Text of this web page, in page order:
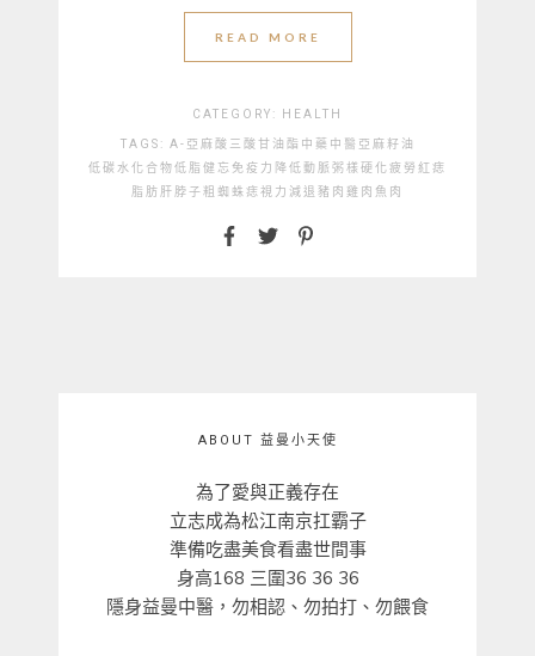
READ MORE
CATEGORY: HEALTH
TAGS: Α-亞麻酸 三酸甘油酯 中藥 中醫 亞麻籽油
低碳水化合物低脂 健忘免疫力降低 動脈粥樣硬化疲勞 紅痣
脂肪肝脖子粗 蜘蛛痣視力減退 豬肉 雞肉 魚肉
ABOUT 益曼小天使
為了愛與正義存在
立志成為松江南京扛霸子
準備吃盡美食看盡世間事
身高168 三圍36 36 36
隱身益曼中醫，勿相認、勿拍打、勿餵食